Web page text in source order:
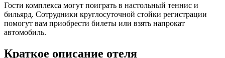
Гости комплекса могут поиграть в настольный теннис и
бильярд. Сотрудники круглосуточной стойки регистрации
помогут вам приобрести билеты или взять напрокат
автомобиль.
Краткое описание отеля